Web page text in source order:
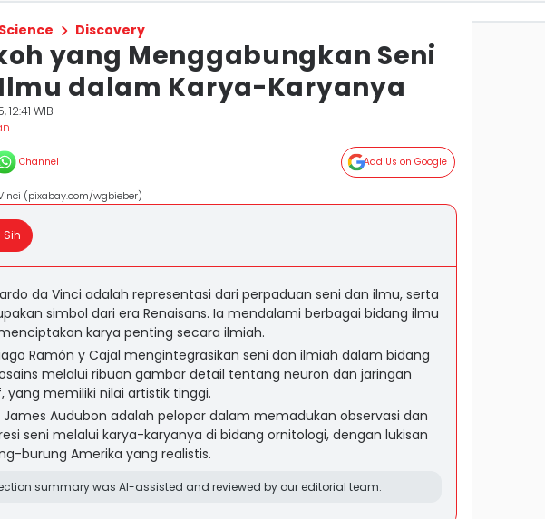
Science Discovery
yang Menggabungkan Seni
dalam Karya-Karyanya
WIB
Channel Add Us on Google
(pixabay.com/wgbieber)
da Vinci adalah representasi dari perpaduan seni dan ilmu, serta
simbol dari era Renaisans. Ia mendalami berbagai bidang ilmu
karya penting secara ilmiah.
Ramón y Cajal mengintegrasikan seni dan ilmiah dalam bidang
melalui ribuan gambar detail tentang neuron dan jaringan
yang memiliki nilai artistik tinggi.
James Audubon adalah pelopor dalam memadukan observasi dan
seni melalui karya-karyanya di bidang ornitologi, dengan lukisan
burung Amerika yang realistis.
summary was AI-assisted and reviewed by our editorial team.